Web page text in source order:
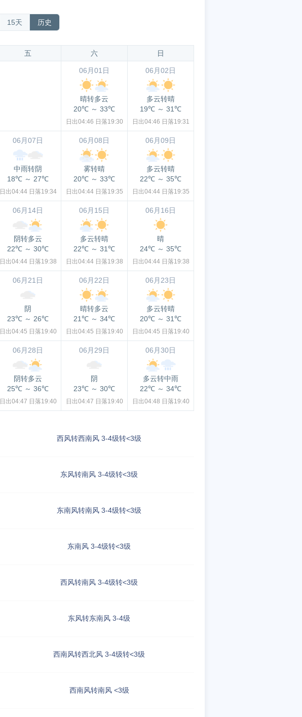
15天 历史
五 六 日
06月01日
晴转多云
20℃ ～ 33℃
日出04:46 日落19:30
06月02日
多云转晴
19℃ ～ 31℃
日出04:46 日落19:31
06月07日
中雨转阴
18℃ ～ 27℃
日出04:44 日落19:34
06月08日
雾转晴
20℃ ～ 33℃
日出04:44 日落19:35
06月09日
多云转晴
22℃ ～ 35℃
日出04:44 日落19:35
06月14日
阴转多云
22℃ ～ 30℃
日出04:44 日落19:38
06月15日
多云转晴
22℃ ～ 31℃
日出04:44 日落19:38
06月16日
晴
24℃ ～ 35℃
日出04:44 日落19:38
06月21日
阴
23℃ ～ 26℃
日出04:45 日落19:40
06月22日
晴转多云
21℃ ～ 34℃
日出04:45 日落19:40
06月23日
多云转晴
20℃ ～ 31℃
日出04:45 日落19:40
06月28日
阴转多云
25℃ ～ 36℃
日出04:47 日落19:40
06月29日
阴
23℃ ～ 30℃
日出04:47 日落19:40
06月30日
多云转中雨
22℃ ～ 34℃
日出04:48 日落19:40
西风转西南风 3-4级转<3级
东风转南风 3-4级转<3级
东南风转南风 3-4级转<3级
东南风 3-4级转<3级
西风转南风 3-4级转<3级
东风转东南风 3-4级
西南风转西北风 3-4级转<3级
西南风转南风 <3级